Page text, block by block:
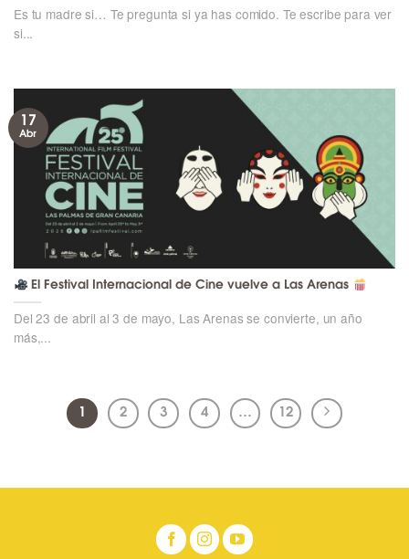
Es tu madre si… Te pregunta si ya has comido. Te escribe para ver
si...
El Festival Internacional de Cine vuelve a Las Arenas
Del 23 de abril al 3 de mayo, Las Arenas se convierte, un año
más,...
17
Abr
1 2 3 4 … 12